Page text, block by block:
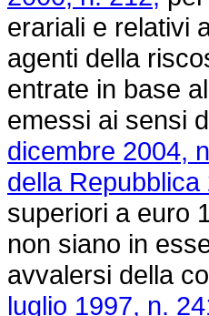
erariali e relativi
agenti della
entrate in base
emessi ai sensi
dicembre 2004,
della
superiori a euro
non siano in
avvalersi della
luglio 1997, n.